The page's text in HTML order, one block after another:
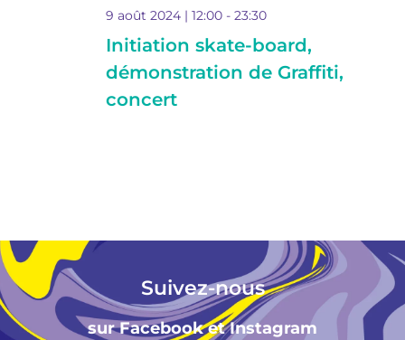
9 août 2024 | 12:00- 23:30
Initiation skate-board,
démonstration de Graffiti,
concert
Suivez-nous
sur Facebook et Instagram